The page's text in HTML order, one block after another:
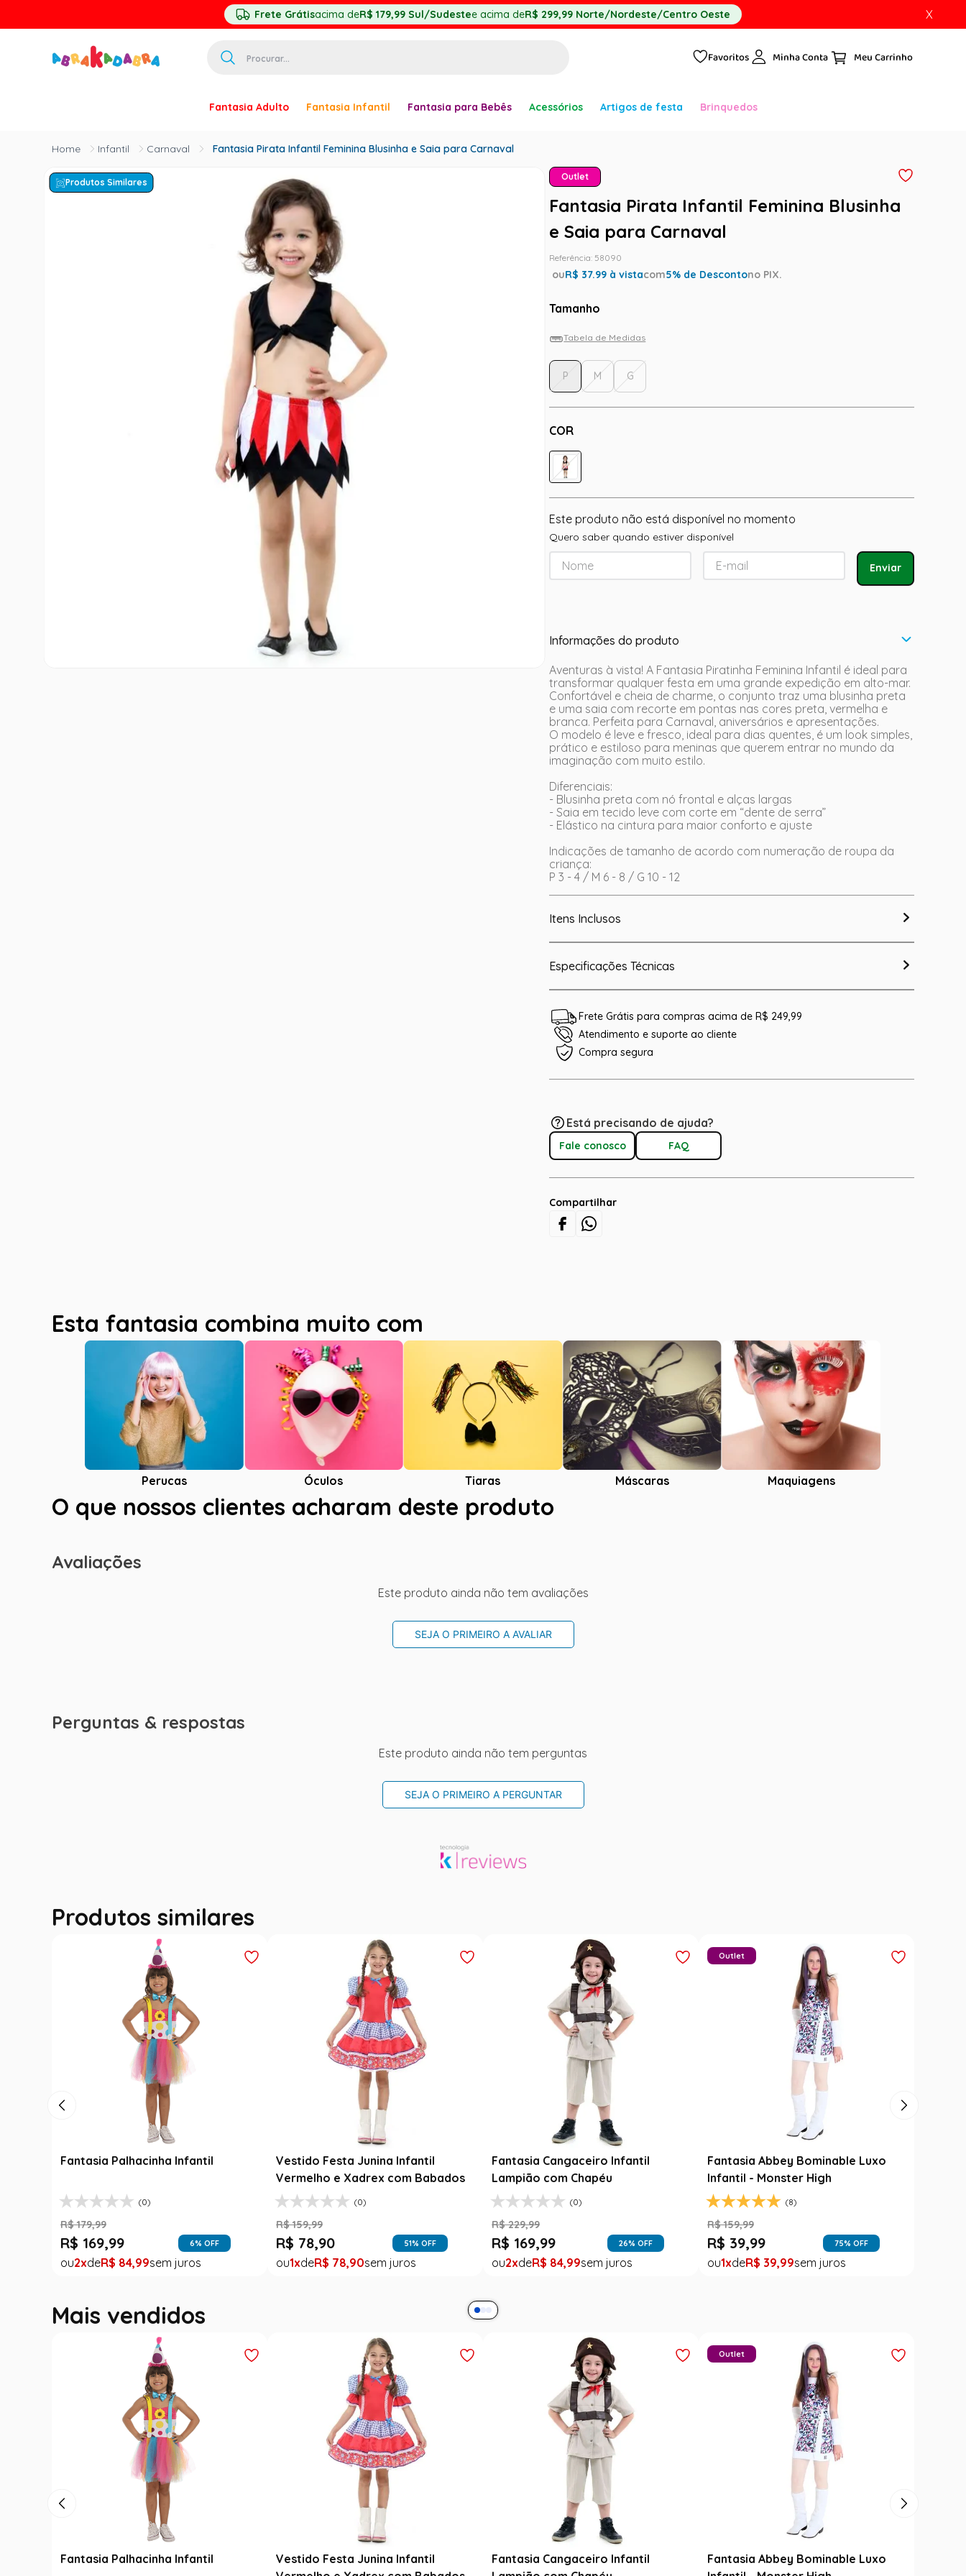
Frete Grátisacima deR$ 179,99 Sul/Sudestee acima deR$ 299,99 Norte/Nordeste/Centro Oeste X
Favoritos Minha Conta
Fantasia Adulto Fantasia Infantil Fantasia para Bebês Acessórios Artigos de festa Brinquedos
Infantil Carnaval Fantasia Pirata Infantil Feminina Blusinha e Saia para Carnaval
Produtos Similares
Outlet
Fantasia Pirata Infantil Feminina Blusinha
e Saia para Carnaval
Referência: 58090
ouR$ 37.99 à vistacom5% de Descontono PIX.
Tamanho
Tabela de Medidas
COR
P M G
Este produto não está disponível no momento
Quero saber quando estiver disponível
Enviar
Informações do produto
Aventuras à vista! A Fantasia Piratinha Feminina Infantil é ideal para
transformar qualquer festa em uma grande expedição em alto-mar.
Confortável e cheia de charme, o conjunto traz uma blusinha preta
e uma saia com recorte em pontas nas cores preta, vermelha e
branca. Perfeita para Carnaval, aniversários e apresentações.
O modelo é leve e fresco, ideal para dias quentes, é um look simples,
prático e estiloso para meninas que querem entrar no mundo da
imaginação com muito estilo.
Diferenciais:
- Blusinha preta com nó frontal e alças largas
- Saia em tecido leve com corte em “dente de serra”
- Elástico na cintura para maior conforto e ajuste
Indicações de tamanho de acordo com numeração de roupa da
criança:
P 3 - 4 / M 6 - 8 / G 10 - 12
Itens Inclusos
Especificações Técnicas
Frete Grátis para compras acima de R$ 249,99
Atendimento e suporte ao cliente
Compra segura
Está precisando de ajuda?
Fale conosco FAQ
Compartilhar
Esta fantasia combina muito com
Perucas Óculos Tiaras Máscaras Maquiagens
O que nossos clientes acharam deste produto
Avaliações
Este produto ainda não tem avaliações
SEJA O PRIMEIRO A AVALIAR
Perguntas & respostas
Este produto ainda não tem perguntas
SEJA O PRIMEIRO A PERGUNTAR
Produtos similares
Fantasia Palhacinha Infantil
(0)
R$ 179,99
R$ 169,99 6% OFF
2 R$ 84,99
Vestido Festa Junina Infantil
Vermelho e Xadrex com Babados
(0)
R$ 159,99
R$ 78,90 51% OFF
1 R$ 78,90
Fantasia Cangaceiro Infantil
Lampião com Chapéu
(0)
R$ 229,99
R$ 169,99 26% OFF
2 R$ 84,99
Fantasia Abbey Bominable Luxo
Infantil - Monster High
(8)
Outlet
R$ 159,99
R$ 39,99 75% OFF
1 R$ 39,99
Mais vendidos
Fantasia Palhacinha Infantil
Vestido Festa Junina Infantil
Fantasia Cangaceiro Infantil
Fantasia Abbey Bominable Luxo
Outlet
2º
princesa
4º
palhaço
5º
mascara
6º
paquita
7º
harry potter
8º
9
branca neve
10º toy story